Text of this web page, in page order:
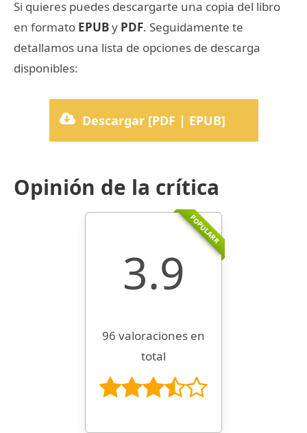
Si quieres puedes descargarte una copia del libro
en formato EPUBy PDF. Seguidamente te
detallamos una lista de opciones de descarga
disponibles:
Descargar [PDF | EPUB]
Opinión de la crítica
POPULARR
3.9
96 valoraciones en
total